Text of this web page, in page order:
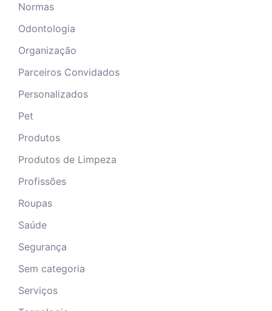
Normas
Odontologia
Organização
Parceiros Convidados
Personalizados
Pet
Produtos
Produtos de Limpeza
Profissões
Roupas
Saúde
Segurança
Sem categoria
Serviços